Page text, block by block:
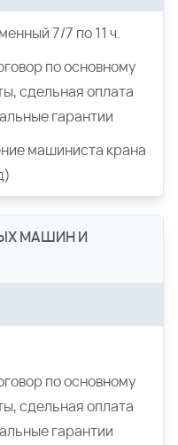
7/7 по 11 ч.
по основному
сдельная оплата
гарантии
машиниста крана
МАШИН И
по основному
сдельная оплата
гарантии